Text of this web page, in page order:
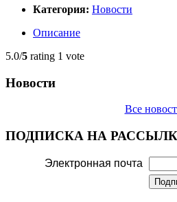
Категория: Новости
Описание
5.0/5 rating 1 vote
Новости
Все
ПОДПИСКА НА
Электронная почта